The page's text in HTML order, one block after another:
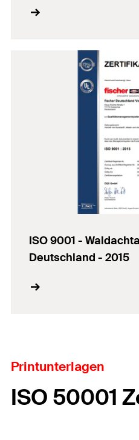
ISO 9001 -
Deutschland - 2015
Printunterlagen
ISO 50001